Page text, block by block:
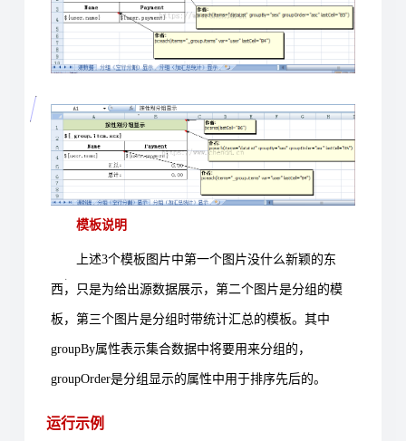
模板说明
上述3个模板图片中第一个图片没什么新颖的东
西，只是为给出源数据展示，第二个图片是分组的模
板，第三个图片是分组时带统计汇总的模板。其中
groupBy属性表示集合数据中将要用来分组的，
groupOrder是分组显示的属性中用于排序先后的。
运行示例